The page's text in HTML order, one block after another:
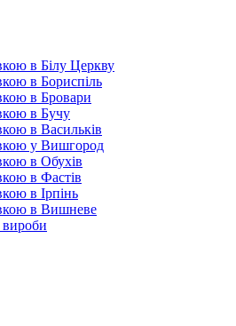
в Білу Церкву
в Бориспіль
в Бровари
в Бучу
в Васильків
у Вишгород
в Обухів
в Фастів
в Ірпінь
в Вишневе
вироби